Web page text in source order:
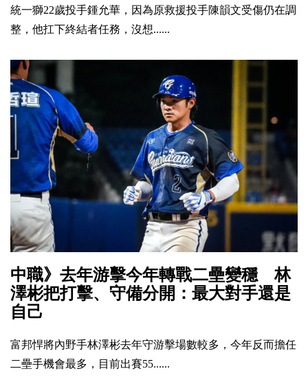
統一獅22歲投手鍾允華，因為原救援投手陳韻文受傷仍在調
整，他扛下終結者任務，沒想......
中職》去年游擊今年轉戰二壘變穩 林
澤彬把打擊、守備分開：最大對手還是
自己
富邦悍將內野手林澤彬去年守游擊場數較多，今年反而擔任
二壘手機會最多，目前出賽55......